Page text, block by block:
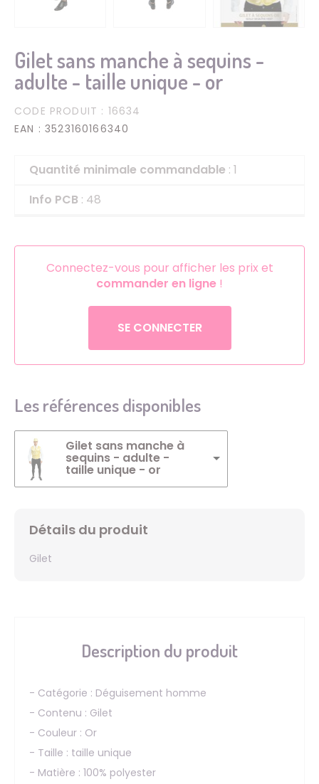
Gilet sans manche à sequins -
adulte - taille unique - or
CODE PRODUIT : 16634
EAN : 3523160166340
Quantité minimale commandable : 1
Info PCB : 48
Connectez-vous pour afficher les prix et
commander en ligne !
SE CONNECTER
Les références disponibles
Gilet sans manche à
sequins - adulte -
taille unique - or
Détails du produit
Gilet
Description du produit
- Catégorie : Déguisement homme
- Contenu : Gilet
- Couleur : Or
- Taille : taille unique
- Matière : 100% polyester